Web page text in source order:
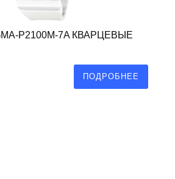
P2100M-7A КВАРЦЕВЫЕ
ПОДРОБНЕЕ